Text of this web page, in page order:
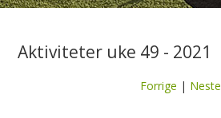
Aktiviteter uke 49 - 2021
Forrige | Neste